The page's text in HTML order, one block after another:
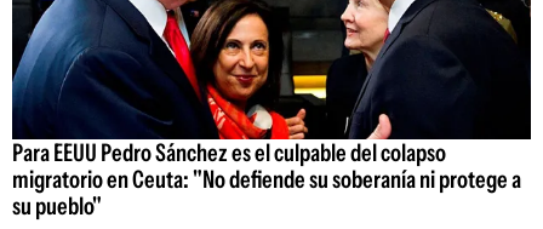
Para EEUU Pedro Sánchez es el culpable del colapso
migratorio en Ceuta: "No defiende su soberanía ni protege a
su pueblo"